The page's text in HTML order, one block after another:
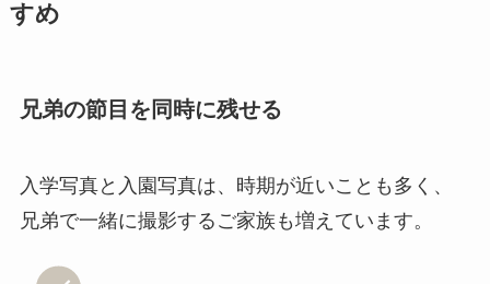
すめ
兄弟の節目を同時に残せる
入学写真と入園写真は、時期が近いことも多く、
兄弟で一緒に撮影するご家族も増えています。